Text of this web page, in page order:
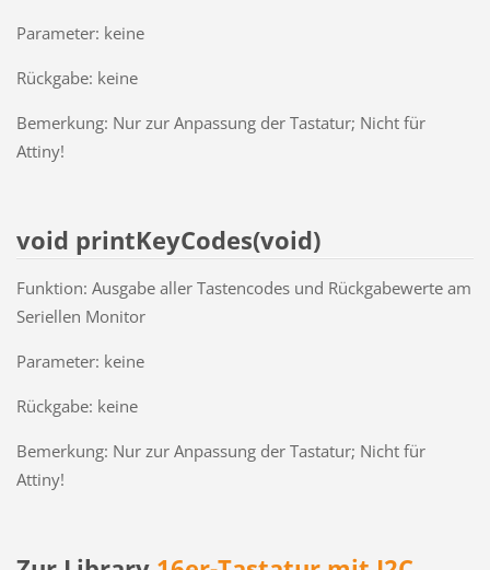
Parameter: keine
Rückgabe: keine
Bemerkung: Nur zur Anpassung der Tastatur; Nicht für
Attiny!
void printKeyCodes(void)
Funktion: Ausgabe aller Tastencodes und Rückgabewerte am
Seriellen Monitor
Parameter: keine
Rückgabe: keine
Bemerkung: Nur zur Anpassung der Tastatur; Nicht für
Attiny!